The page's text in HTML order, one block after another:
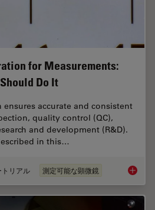
for Measurements:
Do It
accurate and consistent
quality control (QC),
and development (R&D).
in this…
リアル 測定可能な顕微鏡